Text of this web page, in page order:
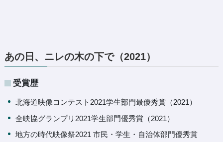
あの日、ニレの木の下で（2021）
受賞歴
北海道映像コンテスト2021学生部門最優秀賞（2021）
全映協グランプリ2021学生部門優秀賞（2021）
地方の時代映像祭2021 市民・学生・自治体部門優秀賞